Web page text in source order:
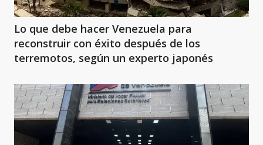
Lo que debe hacer Venezuela para
reconstruir con éxito después de los
terremotos, según un experto japonés